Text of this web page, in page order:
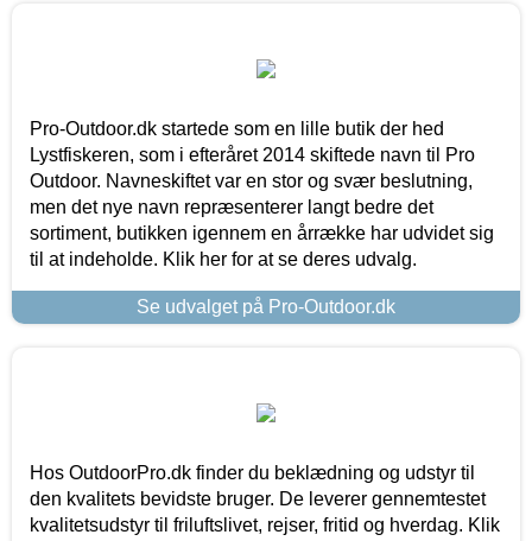
Pro-Outdoor.dk startede som en lille butik der hed
Lystfiskeren, som i efteråret 2014 skiftede navn til Pro
Outdoor. Navneskiftet var en stor og svær beslutning,
men det nye navn repræsenterer langt bedre det
sortiment, butikken igennem en årrække har udvidet sig
til at indeholde. Klik her for at se deres udvalg.
Se udvalget på Pro-Outdoor.dk
Hos OutdoorPro.dk finder du beklædning og udstyr til
den kvalitets bevidste bruger. De leverer gennemtestet
kvalitetsudstyr til friluftslivet, rejser, fritid og hverdag. Klik